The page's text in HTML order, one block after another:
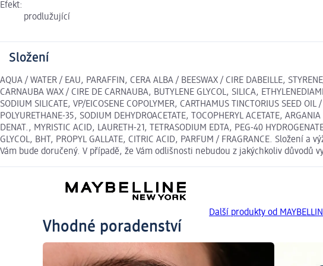
Efekt:
prodlužující
Složení
AQUA / WATER / EAU, PARAFFIN, CERA ALBA / BEESWAX / CIRE DABEILLE,
CARNAUBA WAX / CIRE DE CARNAUBA, BUTYLENE GLYCOL, SILICA,
SODIUM SILICATE, VP/EICOSENE COPOLYMER, CARTHAMUS TINCTORIUS SEED
POLYURETHANE-35, SODIUM DEHYDROACETATE, TOCOPHERYL ACETATE,
DENAT., MYRISTIC ACID, LAURETH-21, TETRASODIUM EDTA, PEG-40
GLYCOL, BHT, PROPYL GALLATE, CITRIC ACID, PARFUM / FRAGRANCE.
Vám bude doručený. V případě, že Vám odlišnosti nebudou z jakýchkoliv
Další produkty od
Vhodné poradenství